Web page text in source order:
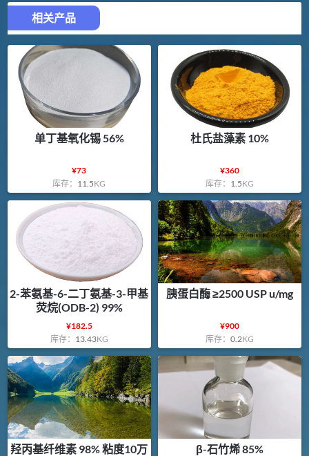
相关产品
单丁基氧化锡 56%
¥73
库存： 11.5KG
杜氏盐藻素 10%
¥360
库存： 1.5KG
2-苯氨基-6-二丁氨基-3-甲基
荧烷(ODB-2) 99%
¥182.5
库存： 13.43KG
胰蛋白酶 ≥2500 USP u/mg
¥900
库存：0.2KG
羟丙基纤维素 98% 粘度10万 β-石竹烯 85%